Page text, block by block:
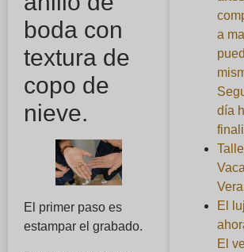
boda con
textura de
copo de
nieve.
El primer paso es
estampar el grabado.
a
día
El
El